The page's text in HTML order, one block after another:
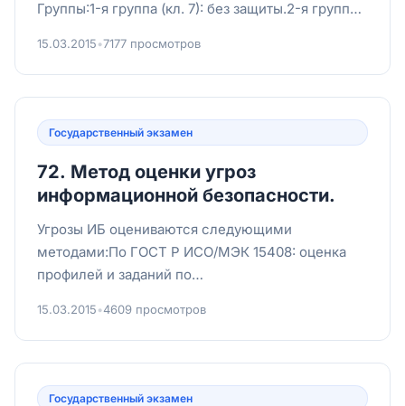
Группы:1-я группа (кл. 7): без защиты.2-я группа
15.03.2015•7177 просмотров
Государственный экзамен
72. Метод оценки угроз
информационной безопасности.
Угрозы ИБ оцениваются следующими
методами:По ГОСТ Р ИСО/МЭК 15408: оценка
профилей и заданий по
вероятностей реа...
15.03.2015•4609 просмотров
Государственный экзамен